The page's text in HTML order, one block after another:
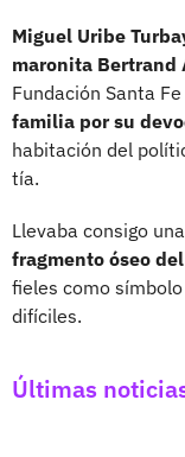
Miguel Uribe
maronita Bertrand
Fundación Santa
familia por su
habitación del
tía.
Llevaba consigo
fragmento óseo
fieles como
difíciles.
Últimas